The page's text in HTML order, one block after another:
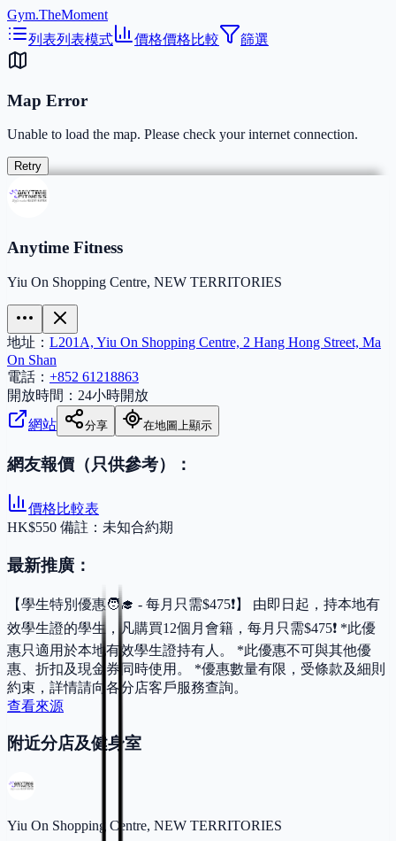
Gym.TheMoment
列表列表模式 價格價格比較 篩選
Map Error
Unable to load the map. Please check your internet connection.
Retry
Anytime Fitness
Yiu On Shopping Centre, NEW TERRITORIES
地址： L201A, Yiu On Shopping Centre, 2 Hang Hong Street, Ma
On Shan
電話： +852 61218863
開放時間： 24小時開放
網站
分享 在地圖上顯示
網友報價（只供參考）：
價格比較表
HK$550 備註：未知合約期
最新推廣：
【學生特別優惠🧑‍🎓 - 每月只需$475❗】 由即日起，持本地有
效學生證的學生，凡購買12個月會籍，每月只需$475❗️ *此優
惠只適用於本地有效學生證持有人。 *此優惠不可與其他優
惠、折扣及現金券同時使用。 *優惠數量有限，受條款及細則
約束，詳情請向各分店客戶服務查詢。
查看來源
附近分店及健身室
Yiu On Shopping Centre, NEW TERRITORIES